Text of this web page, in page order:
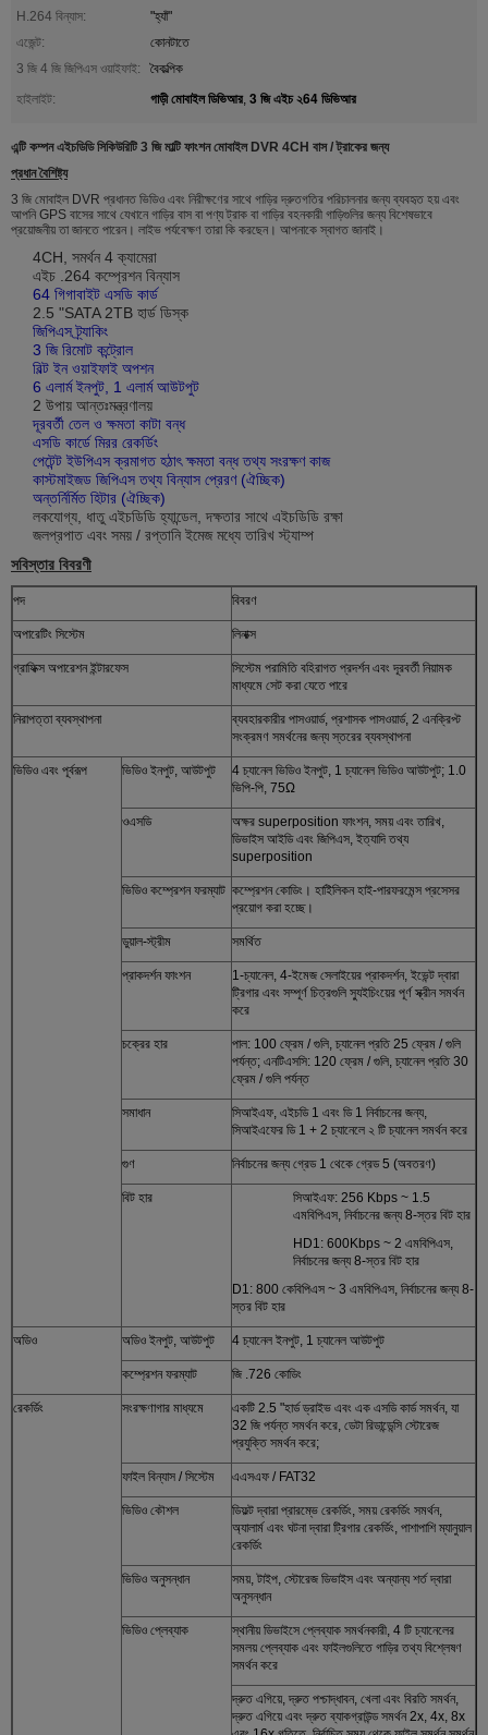
H.264 বিন্যাস:
"হ্যাঁ"
এজেন্ট:
কোনটাতে
3 জি 4 জি জিপিএস ওয়াইফাই:
বৈকল্পিক
হাইলাইট:
গাড়ী মোবাইল ডিভিআর, 3 জি এইচ ২64 ডিভিআর
এন্টি কম্পন এইচডিডি সিকিউরিটি 3 জি মাল্টি ফাংশন মোবাইল DVR 4CH বাস / ট্রাকের জন্য
প্রধান বৈশিষ্ট্য
3 জি মোবাইল DVR প্রধানত ভিডিও এবং নিরীক্ষণের সাথে গাড়ির দ্রুতগতির পরিচালনার জন্য ব্যবহৃত হয় এবং
আপনি GPS বাসের সাথে যেখানে গাড়ির বাস বা পণ্য ট্রাক বা গাড়ির বহনকারী গাড়িগুলির জন্য বিশেষভাবে
প্রয়োজনীয় তা জানতে পারেন। লাইভ পর্যবেক্ষণ তারা কি করছেন। আপনাকে স্বাগত জানাই।
4CH, সমর্থন 4 ক্যামেরা
এইচ .264 কম্প্রেশন বিন্যাস
64 গিগাবাইট এসডি কার্ড
2.5 "SATA 2TB হার্ড ডিস্ক
জিপিএস ট্র্যাকিং
3 জি রিমোট কন্ট্রোল
বিল্ট ইন ওয়াইফাই অপশন
6 এলার্ম ইনপুট, 1 এলার্ম আউটপুট
2 উপায় আন্তঃমন্ত্রণালয়
দূরবর্তী তেল ও ক্ষমতা কাটা বন্ধ
এসডি কার্ডে মিরর রেকর্ডিং
পেটেন্ট ইউপিএস ক্রমাগত হঠাৎ ক্ষমতা বন্ধ তথ্য সংরক্ষণ কাজ
কাস্টমাইজড জিপিএস তথ্য বিন্যাস প্রেরণ (ঐচ্ছিক)
অন্তর্নির্মিত হিটার (ঐচ্ছিক)
লকযোগ্য, ধাতু এইচডিডি হ্যান্ডেল, দক্ষতার সাথে এইচডিডি রক্ষা
জলপ্রপাত এবং সময় / রপ্তানি ইমেজ মধ্যে তারিখ স্ট্যাম্প
সবিস্তার বিবরণী
পদ বিবরণ
অপারেটিং সিস্টেম লিনাক্স
গ্রাফিক্স অপারেশন ইন্টারফেস
সিস্টেম পরামিতি বহিরাগত প্রদর্শন এবং দূরবর্তী নিয়ামক
মাধ্যমে সেট করা যেতে পারে
নিরাপত্তা ব্যবস্থাপনা
ব্যবহারকারীর পাসওয়ার্ড, প্রশাসক পাসওয়ার্ড, 2 এনক্রিপ্ট
সংক্রমণ সমর্থনের জন্য স্তরের ব্যবস্থাপনা
ভিডিও এবং পূর্বরূপ ভিডিও ইনপুট, আউটপুট
4 চ্যানেল ভিডিও ইনপুট, 1 চ্যানেল ভিডিও আউটপুট; 1.0
ভিপি-পি, 75Ω
ওএসডি
অক্ষর superposition ফাংশন, সময় এবং তারিখ,
ডিভাইস আইডি এবং জিপিএস, ইত্যাদি তথ্য
superposition
ভিডিও কম্প্রেশন ফরম্যাট কম্প্রেশন কোডিং। হাইিলিকন হাই-পারফরমেন্স প্রসেসর
প্রয়োগ করা হচ্ছে।
ডুয়াল-স্ট্রীম সমর্থিত
প্রাকদর্শন ফাংশন
1-চ্যানেল, 4-ইমেজ সেলাইয়ের প্রাকদর্শন, ইভেন্ট দ্বারা
ট্রিগার এবং সম্পূর্ণ চিত্রগুলি স্যুইচিংয়ের পূর্ণ স্ক্রীন সমর্থন
করে
চক্রের হার
পাল: 100 ফ্রেম / গুলি, চ্যানেল প্রতি 25 ফ্রেম / গুলি
পর্যন্ত; এনটিএসসি: 120 ফ্রেম / গুলি, চ্যানেল প্রতি 30
ফ্রেম / গুলি পর্যন্ত
সমাধান
সিআইএফ, এইচডি 1 এবং ডি 1 নির্বাচনের জন্য,
সিআইএফের ডি 1 + 2 চ্যানেলে ২ টি চ্যানেল সমর্থন করে
গুণ নির্বাচনের জন্য গ্রেড 1 থেকে গ্রেড 5 (অবতরণ)
বিট হার
সিআইএফ: 256 Kbps ~ 1.5
এমবিপিএস, নির্বাচনের জন্য 8-স্তর বিট হার
HD1: 600Kbps ~ 2 এমবিপিএস,
নির্বাচনের জন্য 8-স্তর বিট হার
D1: 800 কেবিপিএস ~ 3 এমবিপিএস, নির্বাচনের জন্য 8-
স্তর বিট হার
অডিও অডিও ইনপুট, আউটপুট 4 চ্যানেল ইনপুট, 1 চ্যানেল আউটপুট
কম্প্রেশন ফরম্যাট জি .726 কোডিং
রেকর্ডিং সংরক্ষণাগার মাধ্যমে
একটি 2.5 "হার্ড ড্রাইভ এবং এক এসডি কার্ড সমর্থন, যা
32 জি পর্যন্ত সমর্থন করে, ডেটা রিডান্ডেন্সি স্টোরেজ
প্রযুক্তি সমর্থন করে;
ফাইল বিন্যাস / সিস্টেম এএসএফ / FAT32
ভিডিও কৌশল
ডিফল্ট দ্বারা প্রারম্ভে রেকর্ডিং, সময় রেকর্ডিং সমর্থন,
অ্যালার্ম এবং ঘটনা দ্বারা ট্রিগার রেকর্ডিং, পাশাপাশি ম্যানুয়াল
রেকর্ডিং
ভিডিও অনুসন্ধান
সময়, টাইপ, স্টোরেজ ডিভাইস এবং অন্যান্য শর্ত দ্বারা
অনুসন্ধান
ভিডিও প্লেব্যাক
স্থানীয় ডিভাইসে প্লেব্যাক সমর্থনকারী, 4 টি চ্যানেলের
সমলয় প্লেব্যাক এবং ফাইলগুলিতে গাড়ির তথ্য বিশ্লেষণ
সমর্থন করে
দ্রুত এগিয়ে, দ্রুত পশ্চাদ্ধাবন, খেলা এবং বিরতি সমর্থন,
দ্রুত এগিয়ে এবং দ্রুত ব্যাকগ্রাউন্ড সমর্থন 2x, 4x, 8x